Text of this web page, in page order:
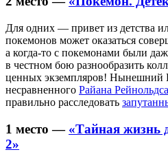
Для одних — привет из детства
покемонов может оказаться
а когда-то с покемонами были
в честном бою разнообразить
ценных экземпляров! Нынешний
несравненного Райана Рейнольдса
правильно расследовать
1 место — «Тайная жизнь
2»